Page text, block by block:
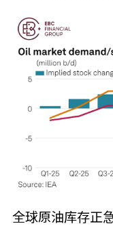
全球原油库存正